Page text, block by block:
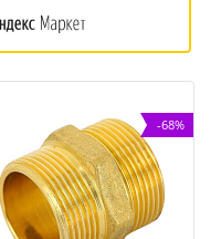
-68%